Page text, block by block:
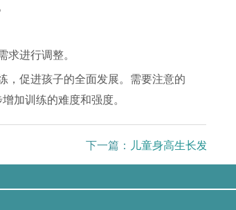
求进行调整。
，促进孩子的全面发展。需要注意的
加训练的难度和强度。
下一篇： 儿童身高生长发育迟缓